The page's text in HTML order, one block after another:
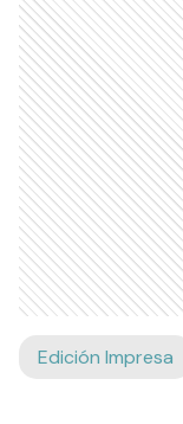
Edición Impresa